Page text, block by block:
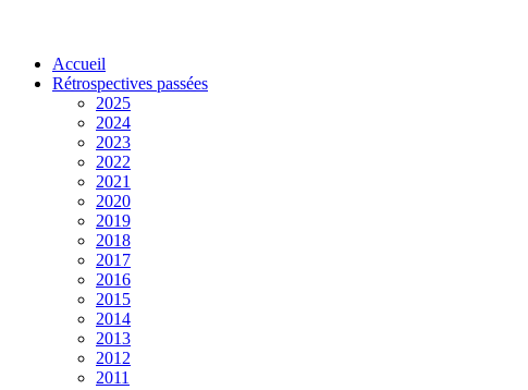
Accueil
Rétrospectives passées
2025
2024
2023
2022
2021
2020
2019
2018
2017
2016
2015
2014
2013
2012
2011